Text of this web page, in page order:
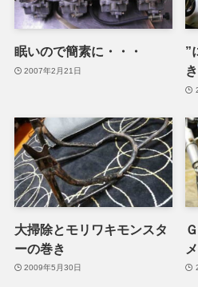
眠いので簡素に・・・
2007年2月21日
”
き
大掃除とモリワキモンスタ
ーの巻き
2009年5月30日